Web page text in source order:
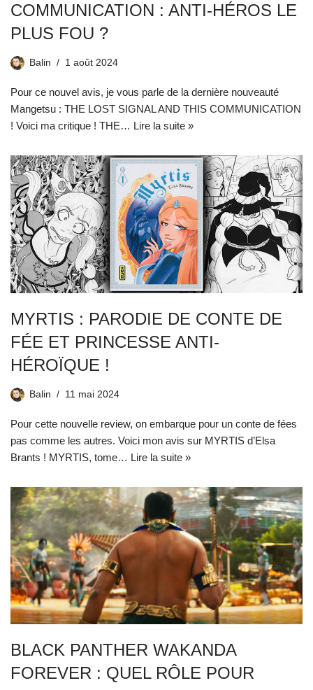
COMMUNICATION : ANTI-HÉROS LE
PLUS FOU ?
Balin 1 août 2024
Pour ce nouvel avis, je vous parle de la dernière nouveauté
Mangetsu : THE LOST SIGNAL AND THIS COMMUNICATION
! Voici ma critique ! THE… Lire la suite »
MYRTIS : PARODIE DE CONTE DE
FÉE ET PRINCESSE ANTI-
HÉROÏQUE !
Balin 11 mai 2024
Pour cette nouvelle review, on embarque pour un conte de fées
pas comme les autres. Voici mon avis sur MYRTIS d’Elsa
Brants ! MYRTIS, tome… Lire la suite »
BLACK PANTHER WAKANDA
FOREVER : QUEL RÔLE POUR